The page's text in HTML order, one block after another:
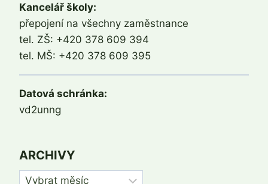
Kancelář školy:
přepojení na všechny zaměstnance
tel. ZŠ: +420 378 609 394
tel. MŠ: +420 378 609 395
Datová schránka:
vd2unng
ARCHIVY
Archivy